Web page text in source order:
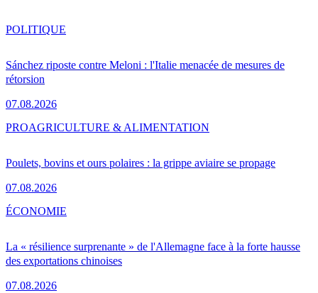
Sánchez riposte contre Meloni : l'Italie menacée de mesures de
rétorsion
07.08.2026
POLITIQUE
Poulets, bovins et ours polaires : la grippe aviaire se propage
07.08.2026
PROAGRICULTURE & ALIMENTATION
La « résilience surprenante » de l'Allemagne face à la forte hausse
des exportations chinoises
07.08.2026
ÉCONOMIE